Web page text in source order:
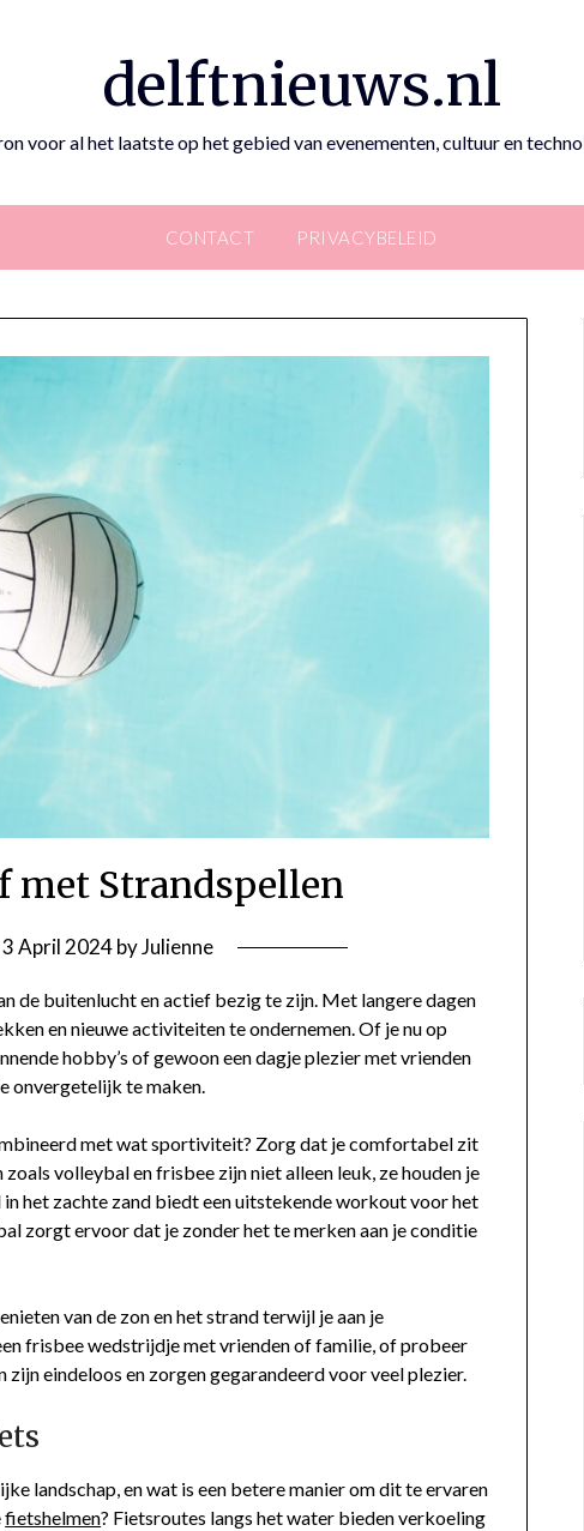
delftnieuws.nl
voor al het laatste op het gebied van evenementen, cultuur en
CONTACT PRIVACYBELEID
met Strandspellen
3 April 2024byJulienne
de buitenlucht en actief bezig te zijn. Met langere dagen
en nieuwe activiteiten te ondernemen. Of je nu op
hobby’s of gewoon een dagje plezier met vrienden
onvergetelijk te maken.
met wat sportiviteit? Zorg dat je comfortabel zit
zoals volleybal en frisbee zijn niet alleen leuk, ze houden je
het zachte zand biedt een uitstekende workout voor het
zorgt ervoor dat je zonder het te merken aan je conditie
van de zon en het strand terwijl je aan je
frisbee wedstrijdje met vrienden of familie, of probeer
eindeloos en zorgen gegarandeerd voor veel plezier.
landschap, en wat is een betere manier om dit te ervaren
fietshelmen? Fietsroutes langs het water bieden verkoeling